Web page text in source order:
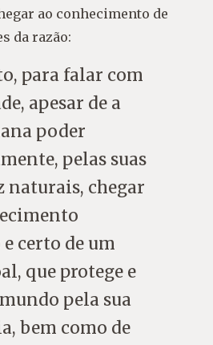
ao conhecimento de
da razão:
para falar com
apesar de a
poder
pelas suas
naturais, chegar
certo de um
que protege e
pela sua
bem como de